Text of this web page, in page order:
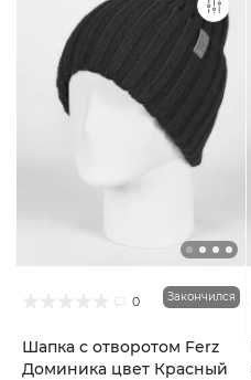
0 Закончился
Шапка с отворотом Ferz
Доминика цвет Красный